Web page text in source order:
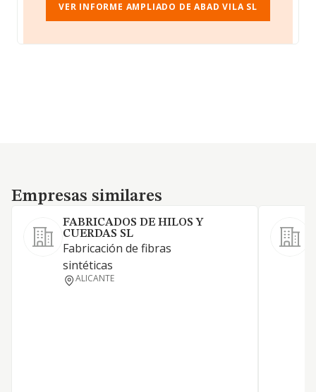
VER INFORME AMPLIADO DE ABAD VILA SL
Empresas similares
Empresas similares
FABRICADOS DE HILOS Y
CUERDAS SL
Fabricación de fibras
sintéticas
ALICANTE